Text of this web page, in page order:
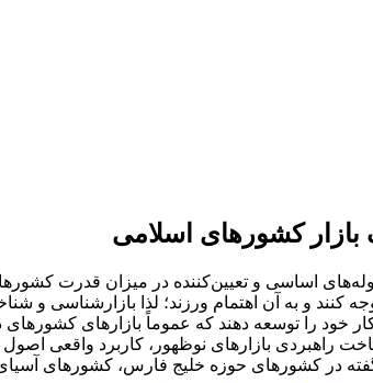
بازار کشورهای اسلامی
اساسی و تعیین‌کننده در میزان قدرت
کنند و به آن اهتمام ورزند؛ لذا بازارشناسی
خود را توسعه دهند که عموماً بازارهای
راهبردی بازارهای نوظهور، کاربرد واقعی
در کشورهای حوزه خلیج فارس، کشورهای